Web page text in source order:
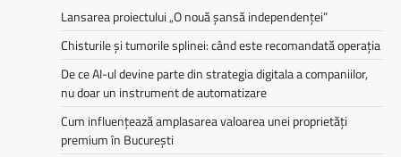
Lansarea proiectului „O nouă șansă independenței”
Chisturile și tumorile splinei: când este recomandată operația
De ce AI-ul devine parte din strategia digitala a companiilor,
nu doar un instrument de automatizare
Cum influențează amplasarea valoarea unei proprietăți
premium în București